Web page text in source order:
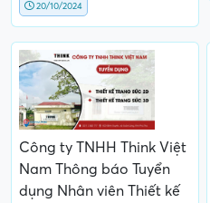
20/10/2024
Công ty TNHH Think Việt
Nam Thông báo Tuyển
dụng Nhân viên Thiết kế